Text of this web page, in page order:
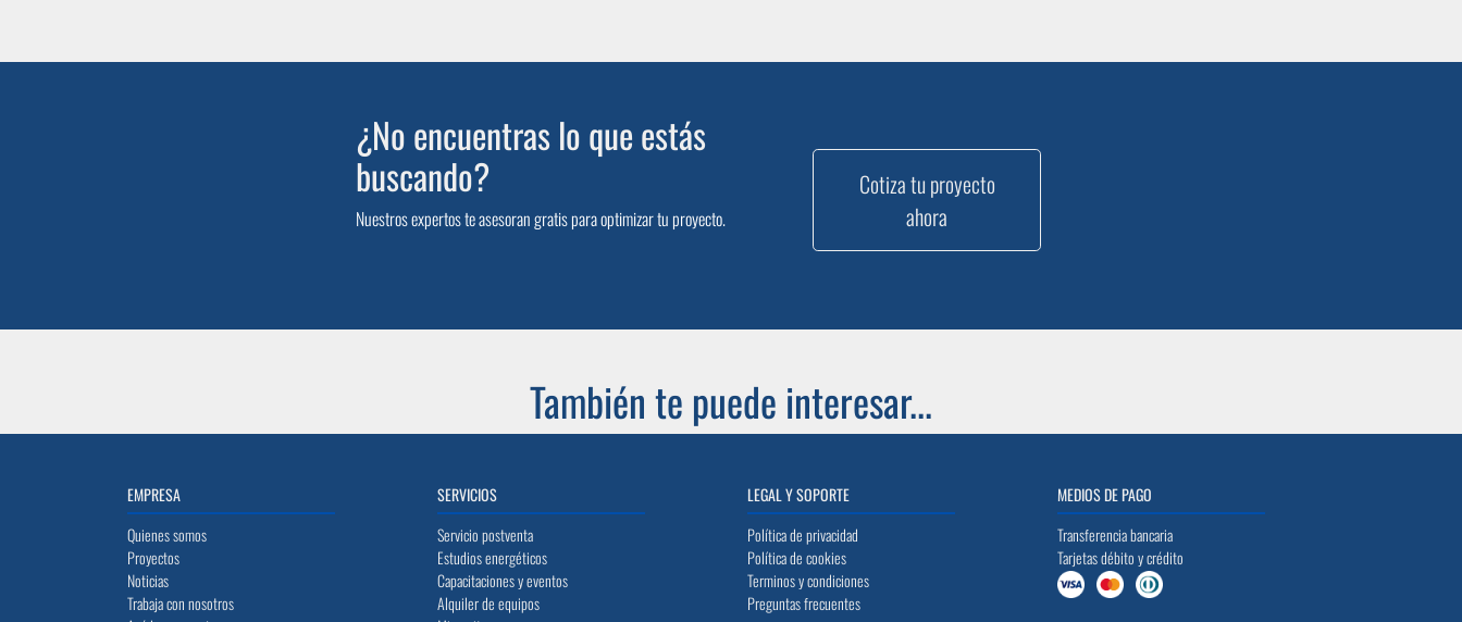
¿No encuentras lo que estás
buscando?
Nuestros expertos te asesoran gratis para optimizar tu proyecto.
Cotiza tu proyecto
ahora
También te puede interesar...
EMPRESA
Quienes somos
Proyectos
Noticias
Trabaja con nosotros
SERVICIOS
Servicio postventa
Estudios energéticos
Capacitaciones y eventos
Alquiler de equipos
LEGAL Y SOPORTE
Política de privacidad
Política de cookies
Terminos y condiciones
Preguntas frecuentes
MEDIOS DE PAGO
Transferencia bancaria
Tarjetas débito y crédito